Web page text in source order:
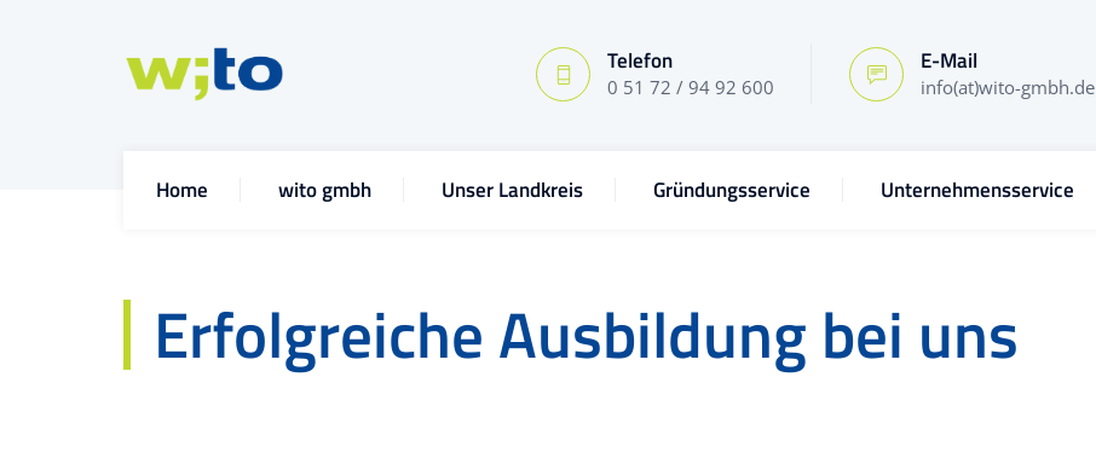
Telefon
0 51 72 / 94 92 600
E-Mail
info(at)wito-gmbh.de
Home wito gmbh Unser Landkreis Gründungsservice Unternehmensservice
Erfolgreiche Ausbildung bei uns